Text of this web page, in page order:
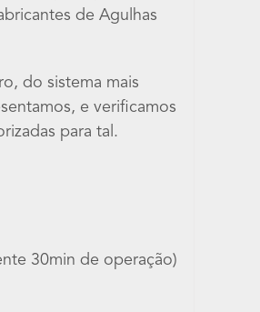
de Agulhas
do sistema mais
e verificamos
para tal.
30min de operação)